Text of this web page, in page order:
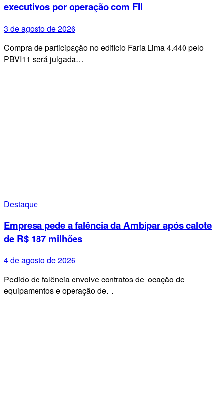
executivos por operação com FII
3 de agosto de 2026
Compra de participação no edifício Faria Lima 4.440 pelo
PBVI11 será julgada…
Destaque
Empresa pede a falência da Ambipar após calote
de R$ 187 milhões
4 de agosto de 2026
Pedido de falência envolve contratos de locação de
equipamentos e operação de…